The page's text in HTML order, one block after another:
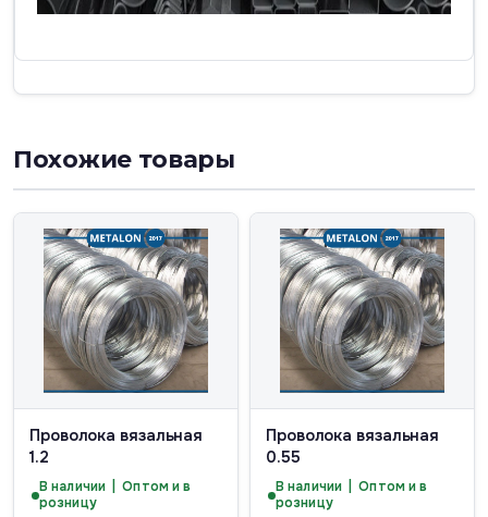
Похожие товары
Проволока вязальная
1.2
В наличии | Оптом и в
розницу
Проволока вязальная
0.55
В наличии | Оптом и в
розницу